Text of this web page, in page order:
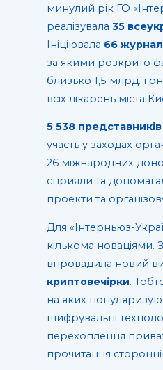
минулий рік ГО
реалізувала 35
Ініціювала 66
за якими розкрито
близько 1,5 млрд.
всіх лікарень міста
5 538
участь у заходах
26 міжнародних
сприяли та
проекти та
Для «Інтерньюз-
кількома новаціями.
впровадила новий
криптовечірки.
на яких
шифрувальні
перехоплення
прочитання